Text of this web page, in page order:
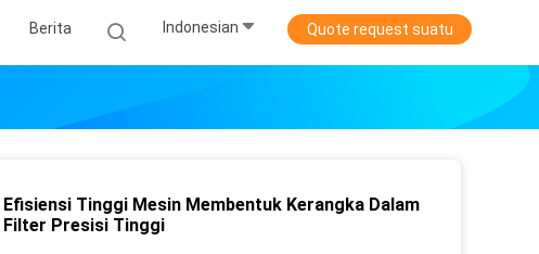
Berita Indonesian Quote request suatu
Efisiensi Tinggi Mesin Membentuk Kerangka Dalam
Filter Presisi Tinggi